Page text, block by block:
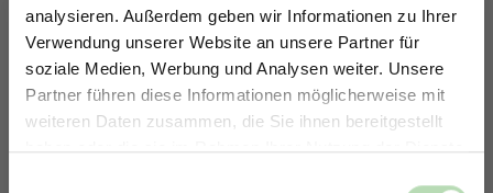
analysieren. Außerdem geben wir Informationen zu Ihrer
Verwendung unserer Website an unsere Partner für
soziale Medien, Werbung und Analysen weiter. Unsere
Partner führen diese Informationen möglicherweise mit
weiteren Daten zusammen, die Sie ihnen bereitgestellt
haben oder die sie im Rahmen Ihrer Nutzung der Dienste
ERHALTE 5% RABATT AUF
DEINE RÜCKWÄNDE